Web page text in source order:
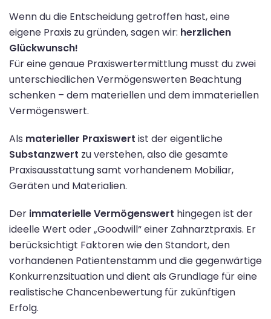
Wenn du die Entscheidung getroffen hast, eine
eigene Praxis zu gründen, sagen wir: herzlichen
Glückwunsch!
Für eine genaue Praxiswertermittlung musst du zwei
unterschiedlichen Vermögenswerten Beachtung
schenken – dem materiellen und dem immateriellen
Vermögenswert.
Als materieller Praxiswert ist der eigentliche
Substanzwert zu verstehen, also die gesamte
Praxisausstattung samt vorhandenem Mobiliar,
Geräten und Materialien.
Der immaterielle Vermögenswert hingegen ist der
ideelle Wert oder „Goodwill“ einer Zahnarztpraxis. Er
berücksichtigt Faktoren wie den Standort, den
vorhandenen Patientenstamm und die gegenwärtige
Konkurrenzsituation und dient als Grundlage für eine
realistische Chancenbewertung für zukünftigen
Erfolg.